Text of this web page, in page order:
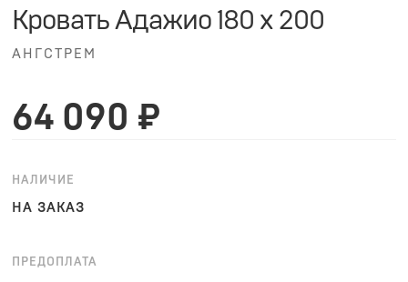
Кровать Адажио 180 х 200
АНГСТРЕМ
64 090 ₽
НАЛИЧИЕ
НА ЗАКАЗ
ПРЕДОПЛАТА